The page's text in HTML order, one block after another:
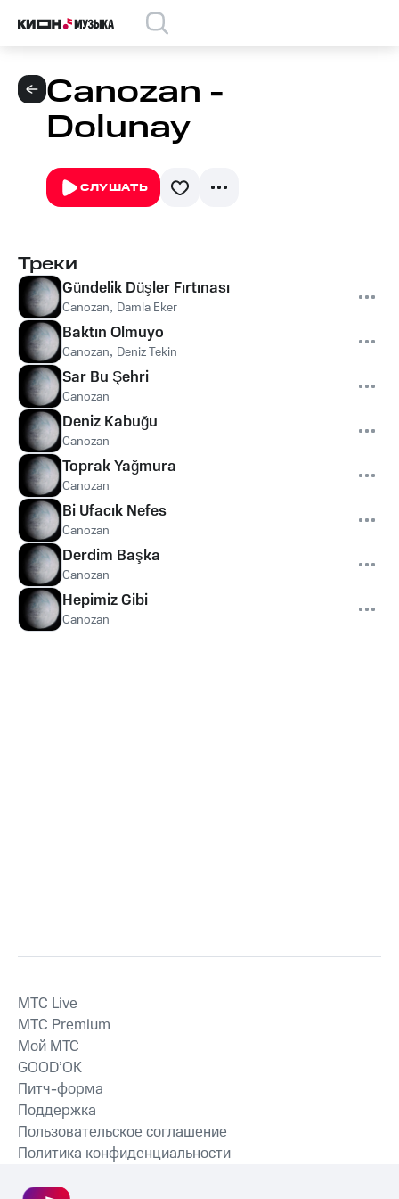
Canozan -
Dolunay
СЛУШАТЬ
Треки
Gündelik Düşler Fırtınası
Canozan, Damla Eker
Baktın Olmuyo
Canozan, Deniz Tekin
Sar Bu Şehri
Canozan
Deniz Kabuğu
Canozan
Toprak Yağmura
Canozan
Bi Ufacık Nefes
Canozan
Derdim Başka
Canozan
Hepimiz Gibi
Canozan
MTС Live
MTС Premium
Мой МТС
GOOD’OK
Питч-форма
Поддержка
Пользовательское соглашение
Политика конфиденциальности